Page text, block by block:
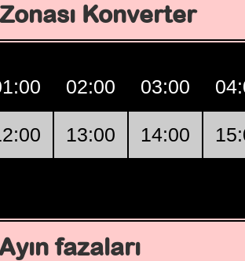
Konverter
02:00 03:00
13:00 14:00
fazaları